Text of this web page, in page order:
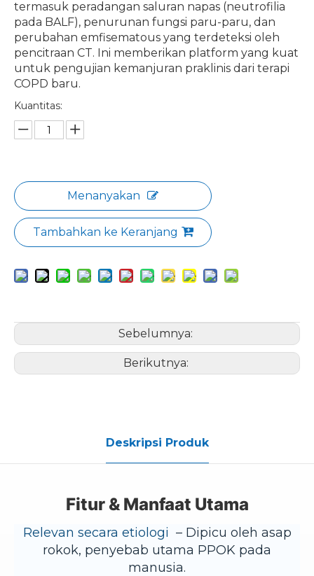
termasuk peradangan saluran napas (neutrofilia
pada BALF), penurunan fungsi paru-paru, dan
perubahan emfisematous yang terdeteksi oleh
pencitraan CT. Ini memberikan platform yang kuat
untuk pengujian kemanjuran praklinis dari terapi
COPD baru.
Kuantitas:
Menanyakan
Tambahkan ke Keranjang
Sebelumnya:
Berikutnya:
Deskripsi Produk
Fitur & Manfaat Utama
Relevan secara etiologi – Dipicu oleh asap
rokok, penyebab utama PPOK pada
manusia.